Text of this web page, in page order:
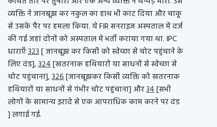
व्यक्ति ने जानबूझ कर नकुल का हाथ भी काट दिया और चाकू
से उसके पैर पर हमला किया. ये FIR सनराइज अस्पताल में दर्ज
की गई जहां दोनों को अस्पताल में भर्ती कराया गया था. IPC
धाराएँ323[ जानबूझ कर किसी को स्वेच्छा से चोट पहुंचाने के
लिए दंड],324[खतरनाक हथियारों या साधनों से स्वेच्छा से
चोट पहुंचाना],326[जानबूझकर किसी व्यक्ति को खतरनाक
हथियारों या साधनों से गंभीर चोट पहुंचाना] और34[सभी
लोगों के सामान्य इरादे से एक आपराधिक काम करने पर दंड
] लगाई गई.